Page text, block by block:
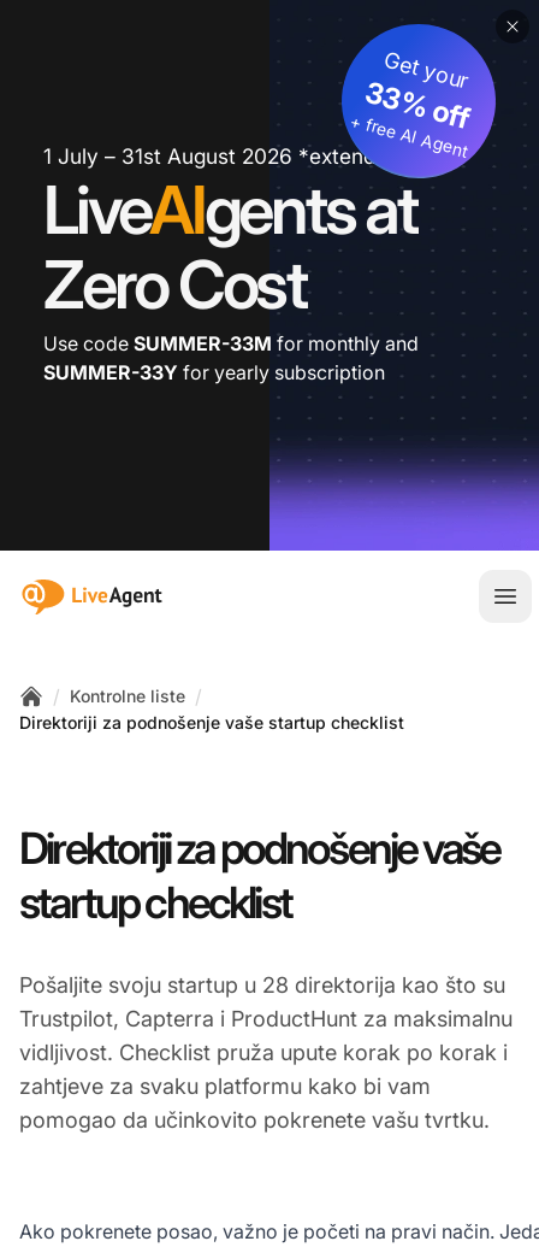
1 July – 31st August 2026 *extended
LiveAIgents at
Zero Cost
Get your
33% off
+ free AI Agent
Use code SUMMER-33M for monthly and
SUMMER-33Y for yearly subscription
:site.title
Home
/ Kontrolne liste /
Direktoriji za podnošenje vaše startup checklist
Direktoriji za podnošenje vaše
startup checklist
Pošaljite svoju startup u 28 direktorija kao što su
Trustpilot, Capterra i ProductHunt za maksimalnu
vidljivost. Checklist pruža upute korak po korak i
zahtjeve za svaku platformu kako bi vam
pomogao da učinkovito pokrenete vašu tvrtku.
Ako pokrenete posao, važno je početi na pravi način.